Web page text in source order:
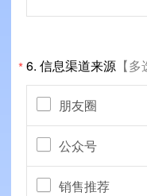
*6. 信息渠道来源 【多
朋友圈
公众号
销售推荐